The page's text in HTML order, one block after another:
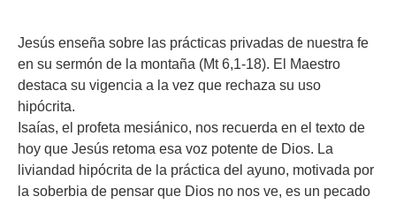
Jesús enseña sobre las prácticas privadas de nuestra fe
en su sermón de la montaña (Mt 6,1-18). El Maestro
destaca su vigencia a la vez que rechaza su uso
hipócrita.
Isaías, el profeta mesiánico, nos recuerda en el texto de
hoy que Jesús retoma esa voz potente de Dios. La
liviandad hipócrita de la práctica del ayuno, motivada por
la soberbia de pensar que Dios no nos ve, es un pecado